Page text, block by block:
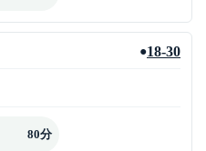
●18-30
80分